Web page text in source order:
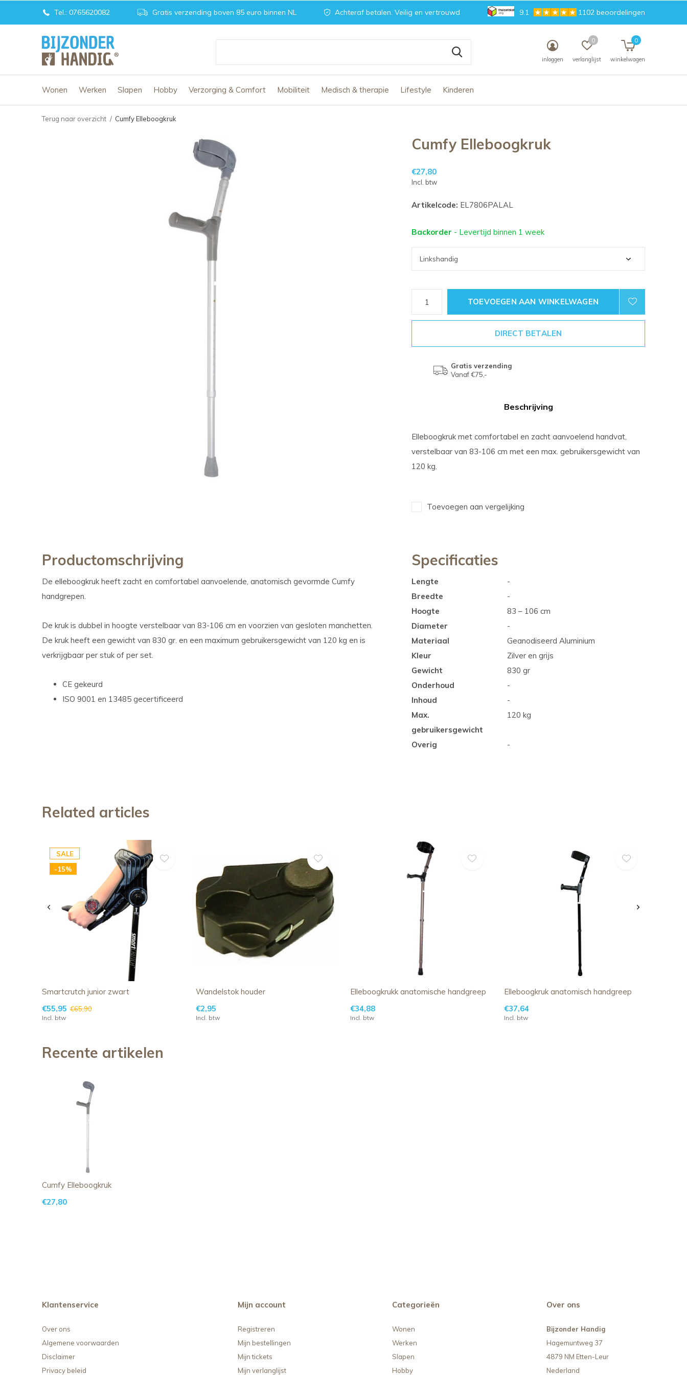
Wonen Werken Slapen Hobby Verzorging & Comfort Mobiliteit Medisch & therapie Lifestyle Kinderen
inloggen verlanglijst
0
winkelwagen
0
Tel.: 0765620082 Gratis verzending boven 85 euro binnen NL Achteraf betalen. Veilig en vertrouwd 9.1 1102 beoordelingen
Terug naar overzicht Cumfy Elleboogkruk
Cumfy Elleboogkruk
€27,80
Incl. btw
Artikelcode: EL7806PALAL
Backorder - Levertijd binnen 1 week
TOEVOEGEN AAN WINKELWAGEN
DIRECT BETALEN
Gratis verzending
Vanaf €75,-
Beschrijving
Elleboogkruk met comfortabel en zacht aanvoelend handvat,
verstelbaar van 83-106 cm met een max. gebruikersgewicht van
120 kg.
Toevoegen aan vergelijking
Productomschrijving
De elleboogkruk heeft zacht en comfortabel aanvoelende, anatomisch gevormde Cumfy
handgrepen.
De kruk is dubbel in hoogte verstelbaar van 83-106 cm en voorzien van gesloten manchetten.
De kruk heeft een gewicht van 830 gr. en een maximum gebruikersgewicht van 120 kg en is
verkrijgbaar per stuk of per set.
CE gekeurd
ISO 9001 en 13485 gecertificeerd
Specificaties
Lengte
-
Breedte
-
Hoogte
83 – 106 cm
Diameter
-
Materiaal
Geanodiseerd Aluminium
Kleur
Zilver en grijs
Gewicht
830 gr
Onderhoud
-
Inhoud
-
Max.
gebruikersgewicht
120 kg
Overig -
Related articles
SALE
-15%
Smartcrutch junior zwart
€55,95 €65,90
Incl. btw
Wandelstok houder
€2,95
Incl. btw
Elleboogkrukk anatomische handgreep
€34,88
Incl. btw
Elleboogkruk anatomisch handgreep
€37,64
Incl. btw
Recente artikelen
Cumfy Elleboogkruk
€27,80
Klantenservice
Over ons
Algemene voorwaarden
Disclaimer
Privacy beleid
Mijn account
Registreren
Mijn bestellingen
Mijn tickets
Mijn verlanglijst
Categorieën
Wonen
Werken
Slapen
Hobby
Over ons
Bijzonder Handig
Hagemuntweg 37
4879 NM Etten-Leur
Nederland